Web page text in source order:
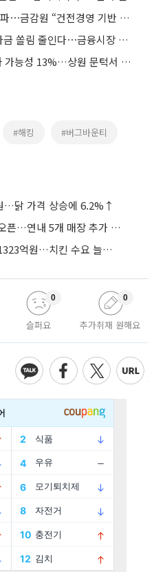
전자금융업 매출 12조원 돌파⋯금감원 “건전경영 기반 마련”
이찬진 금감원장 “부동산 자금 쏠림 줄인다⋯금융시장 안정 총력”
美 클래리티 법안 연내 통과 가능성 13%…상원 문턱서 제동
#해킹 #버그바운티
…닭 가격 상승에 6.2%↑
컴포즈커피, 필리핀 1호점 오픈…연내 5개 매장 추가 출점
교촌에프앤비, 2분기 매출 1323억원…치킨 수요 늘며 4.9%↑
슬퍼요
0
추가취재 원해요
0